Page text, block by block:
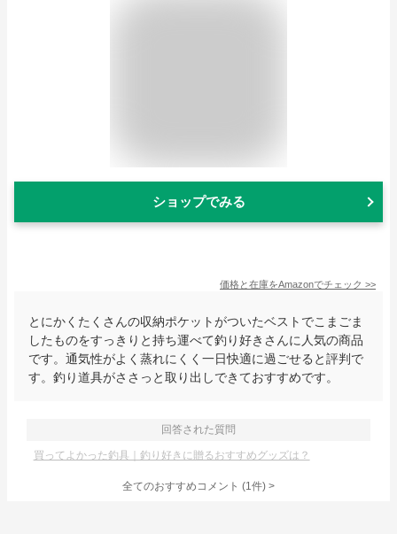
ショップでみる
価格と在庫をAmazonでチェック >>
とにかくたくさんの収納ポケットがついたベストでこまごま
したものをすっきりと持ち運べて釣り好きさんに人気の商品
です。通気性がよく蒸れにくく一日快適に過ごせると評判で
す。釣り道具がささっと取り出しできておすすめです。
回答された質問
買ってよかった釣具｜釣り好きに贈るおすすめグッズは？
全てのおすすめコメント (1件) >